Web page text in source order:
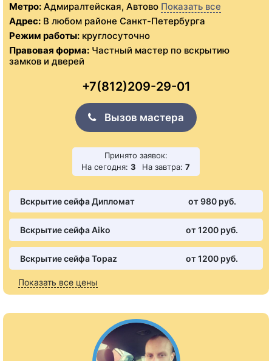
Метро: Адмиралтейская, Автово Показать все
Адрес: В любом районе Санкт-Петербурга
Режим работы: круглосуточно
Правовая форма: Частный мастер по вскрытию
замков и дверей
+7(812)209-29-01
Вызов мастера
Принято заявок:
На сегодня: 3 На завтра: 7
Вскрытие сейфа Дипломат от 980 pуб.
Вскрытие сейфа Aiko от 1200 pуб.
Вскрытие сейфа Topaz от 1200 pуб.
Показать все цены